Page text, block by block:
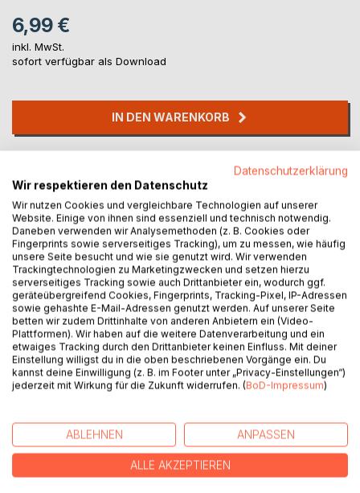
6,99 €
inkl. MwSt.
sofort verfügbar als Download
IN DEN WARENKORB
Titel bewerten
BESCHREIBUNG
Das heutige Deutschland existiert nicht mehr. Stattdessen
regiert eine sich Allianz nennende Weltregierung. Ihr
Symbol ist ein symmetrisches, makelloses, grünes,
Dass der perfekte Schein trübt, deckt Rosella Red auf ihrer
Suche nach Glück auf. Doch die Gesetzeslage erstickt
offenen Aktionismus. Bleibt ihr also keine andere Wahl, als
Datenschutzerklärung
Wir respektieren den Datenschutz
Wir nutzen Cookies und vergleichbare Technologien auf unserer
Website. Einige von ihnen sind essenziell und technisch notwendig.
Daneben verwenden wir Analysemethoden (z. B. Cookies oder
Fingerprints sowie serverseitiges Tracking), um zu messen, wie häufig
unsere Seite besucht und wie sie genutzt wird. Wir verwenden
Trackingtechnologien zu Marketingzwecken und setzen hierzu
serverseitiges Tracking sowie auch Drittanbieter ein, wodurch ggf.
geräteübergreifend Cookies, Fingerprints, Tracking-Pixel, IP-Adressen
sowie gehashte E-Mail-Adressen genutzt werden. Auf unserer Seite
betten wir zudem Drittinhalte von anderen Anbietern ein (Video-
Plattformen). Wir haben auf die weitere Datenverarbeitung und ein
etwaiges Tracking durch den Drittanbieter keinen Einfluss. Mit deiner
Einstellung willigst du in die oben beschriebenen Vorgänge ein. Du
kannst deine Einwilligung (z. B. im Footer unter „Privacy-Einstellungen“)
jederzeit mit Wirkung für die Zukunft widerrufen. (BoD-Impressum)
ABLEHNEN ANPASSEN
ALLE AKZEPTIEREN